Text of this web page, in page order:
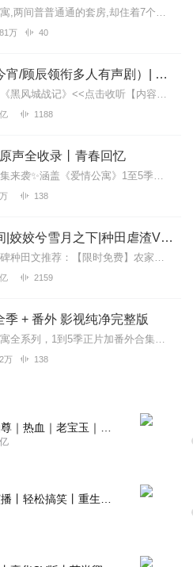
一幢并不奢华的公寓,两间普普通通的套房,却住着7个不同背景,不同身份,不同梦想的青年男女。无一例外,他们都是有故事的人,就在这栋爱情公寓里,每天都发生着看似平常...
万 40
龙图案卷集（今宵/顾辰领衔多人有声剧）| 探案
龙图续集原班人马《黑风城战记》<<点击收听【内容简介】《龙图案卷集》是由耳雅根据古典名著《三侠五义》（又叫七五）改编所写的网络小说，主要讲述的是鼠（白玉堂）...
1188
声全收录丨青春回忆
青春回忆杀原声合集来袭✨涵盖《爱情公寓》1至5季正片+番外全部原声内容，经典台词名场面、治愈插曲、热血片尾曲一键收藏。那些年听过的旋律、笑过的瞬间、感动的时刻...
138
农门长姐有空间|姣姣兮雪月之下|种田虐渣VIP免费
全网都在听的高口碑种田文推荐：【限时免费】农家小福女|姣姣兮郁雨竹|全网最快寒门大俗人|姣姣兮杜骁|萌宝女强古言爽文魏晋干饭人未删减全网最快|农家小福...
2159
季 + 番外 影视纯净完整版
一站式集齐爱情公寓全系列，1到5季正片加番外合集上线！纯净影视原版无多余剪辑，每一段经典剧情都原汁原味，承包你的青春回忆，休闲追剧随时畅听畅看。
万 138